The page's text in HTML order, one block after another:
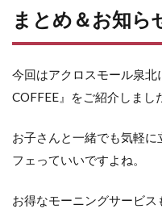
まとめ＆お知ら
今回はアクロスモール泉
COFFEE』をご紹介しまし
お子さんと一緒でも気軽
フェっていいですよね。
お得なモーニングサービス